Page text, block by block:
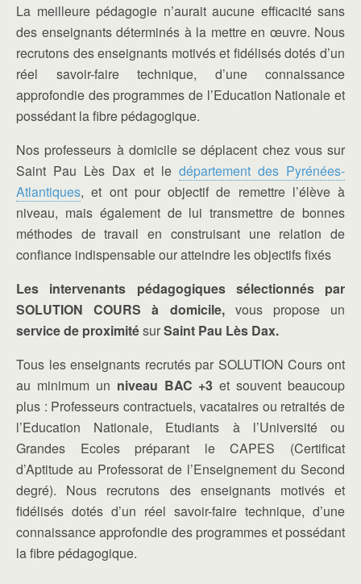
La meilleure pédagogie n’aurait aucune efficacité sans
des enseignants déterminés à la mettre en œuvre. Nous
recrutons des enseignants motivés et fidélisés dotés d’un
réel savoir-faire technique, d’une connaissance
approfondie des programmes de l’Education Nationale et
possédant la fibre pédagogique.
Nos professeurs à domicile se déplacent chez vous sur
Saint Pau Lès Dax et le département des Pyrénées-
Atlantiques, et ont pour objectif de remettre l’élève à
niveau, mais également de lui transmettre de bonnes
méthodes de travail en construisant une relation de
confiance indispensable our atteindre les objectifs fixés
Les intervenants pédagogiques sélectionnés par
SOLUTION COURS à domicile, vous propose un
service de proximitésurSaint Pau Lès Dax.
Tous les enseignants recrutés par SOLUTION Cours ont
au minimum un niveau BAC +3et souvent beaucoup
plus : Professeurs contractuels, vacataires ou retraités de
l’Education Nationale, Etudiants à l’Université ou
Grandes Ecoles préparant le CAPES (Certificat
d’Aptitude au Professorat de l’Enseignement du Second
degré). Nous recrutons des enseignants motivés et
fidélisés dotés d’un réel savoir-faire technique, d’une
connaissance approfondie des programmes et possédant
la fibre pédagogique.